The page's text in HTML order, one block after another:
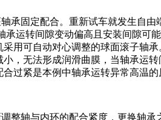
承固定配合。重新试车就发生自
承运转间隙变动偏高且安装间隙可
用可自动对心调整的球面滚子轴
，无法形成润滑曲膜，当轴承运
过紧是本例中轴承运转异常高温的
整轴与内环的配合紧度，更换轴承